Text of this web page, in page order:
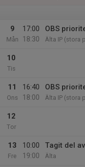
9
Mån
17:00
18:30
OBS
Älta IP (stora
10
Tis
11
Ons
16:40
18:00
OBS
Älta IP (stora
12
Tor
13
Fre
10:00
19:00
Tagit del
Älta